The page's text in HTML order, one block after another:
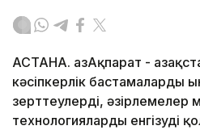
АСТАНА. ҚазАқпарат -
кәсіпкерлік бастамаларды
зерттеулерді, әзірлемелер
технологияларды енгізуді